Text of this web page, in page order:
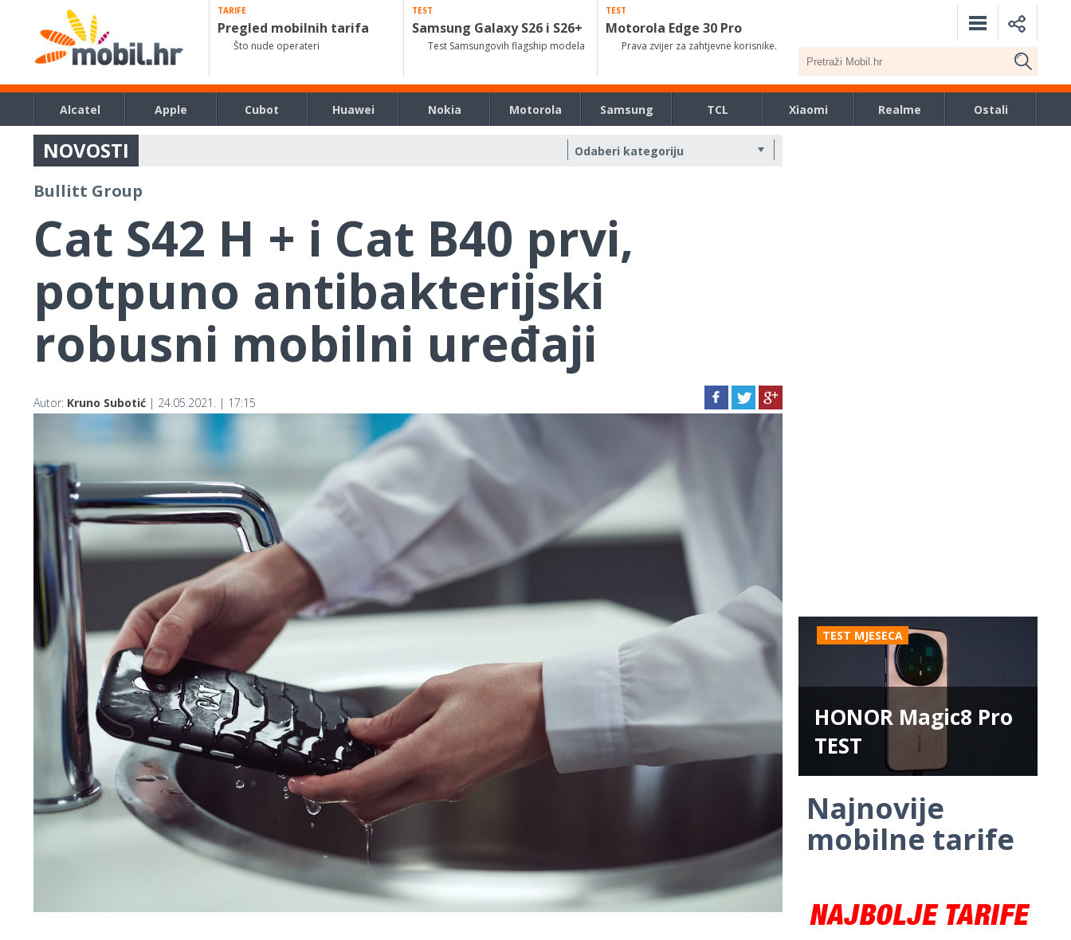
TARIFE
Pregled mobilnih tarifa
Što nude operateri
TEST
Samsung Galaxy S26 i S26+
Test Samsungovih flagship modela
TEST
Motorola Edge 30 Pro
Prava zvijer za zahtjevne korisnike.
Alcatel Apple Cubot Huawei Nokia Motorola Samsung TCL Xiaomi Realme Ostali
NOVOSTI
Bullitt Group
Cat S42 H + i Cat B40 prvi,
potpuno antibakterijski
robusni mobilni uređaji
Autor: Kruno Subotić | 24.05.2021. | 17:15
TEST MJESECA
HONOR Magic8 Pro
TEST
Najnovije
mobilne tarife